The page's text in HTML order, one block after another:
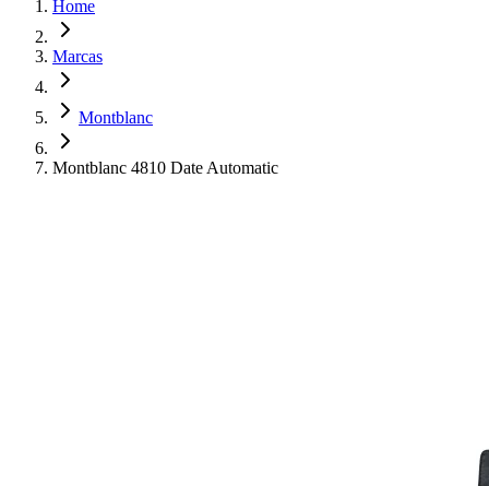
Home
Marcas
Montblanc
Montblanc 4810 Date Automatic